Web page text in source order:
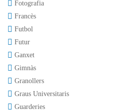
Fotografia
Francès
Futbol
Futur
Ganxet
Gimnàs
Granollers
Graus Universitaris
Guarderies